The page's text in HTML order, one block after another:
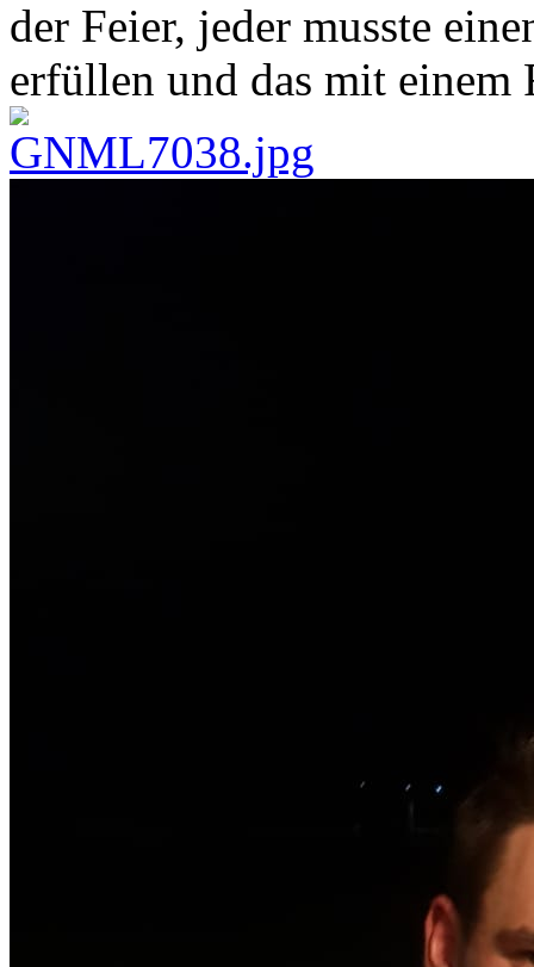
der Feier, jeder musste
erfüllen und das mit einem